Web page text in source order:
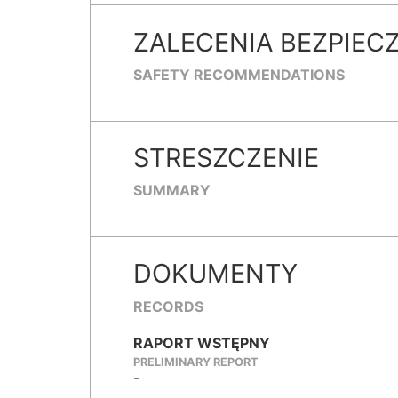
ZALECENIA
SAFETY RECOMMENDATIONS
STRESZCZENIE
SUMMARY
DOKUMENTY
RECORDS
RAPORT WSTĘPNY
PRELIMINARY REPORT
-